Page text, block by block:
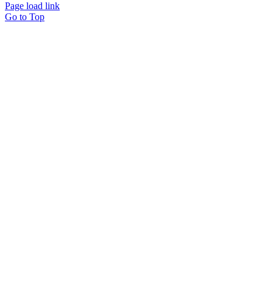
Page load link
Go to Top